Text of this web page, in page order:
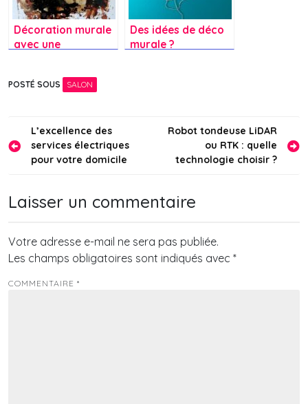
Décoration murale
avec une
Des idées de déco
murale ?
POSTÉ SOUS SALON
Navigation
de
L’excellence des
services électriques
pour votre domicile
Robot tondeuse LiDAR
ou RTK : quelle
technologie choisir ?
Laisser un commentaire
Votre adresse e-mail ne sera pas publiée.
Les champs obligatoires sont indiqués avec *
COMMENTAIRE *